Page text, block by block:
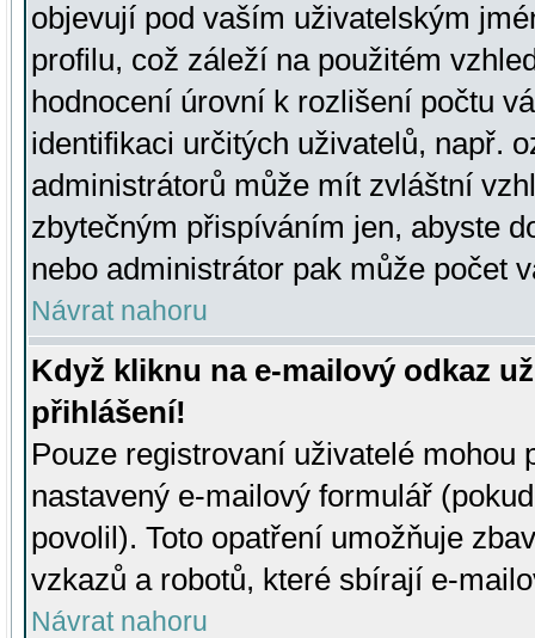
objevují pod vaším uživatelským
profilu, což záleží na použitém
hodnocení úrovní k rozlišení počtu
identifikaci určitých uživatelů, např.
administrátorů může mít zvláštní
zbytečným přispíváním jen, abyste
nebo administrátor pak může počet
Návrat nahoru
Když kliknu na e-mailový odkaz
přihlášení!
Pouze registrovaní uživatelé mohou
nastavený e-mailový formulář
povolil). Toto opatření umožňuje
vzkazů a robotů, které sbírají e-
Návrat nahoru